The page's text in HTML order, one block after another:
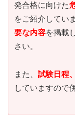
発合格に向けた
をご紹介してい
要な内容を掲載
さい。
また、 試験日程
していますので